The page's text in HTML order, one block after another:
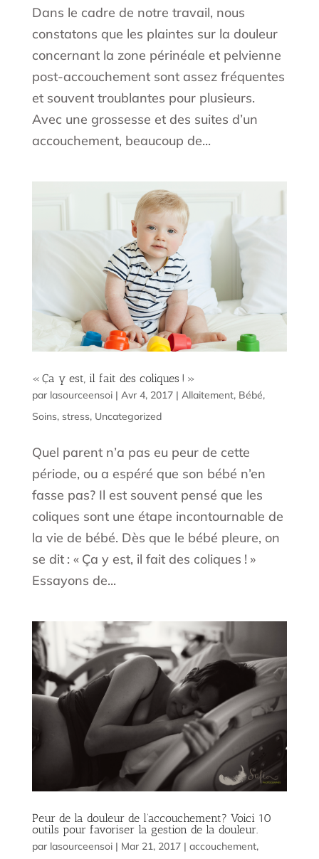
Dans le cadre de notre travail, nous
constatons que les plaintes sur la douleur
concernant la zone périnéale et pelvienne
post-accouchement sont assez fréquentes
et souvent troublantes pour plusieurs.
Avec une grossesse et des suites d’un
accouchement, beaucoup de...
« Ça y est, il fait des coliques ! »
par lasourceensoi| Avr 4, 2017| Allaitement, Bébé,
Soins, stress, Uncategorized
Quel parent n’a pas eu peur de cette
période, ou a espéré que son bébé n’en
fasse pas? Il est souvent pensé que les
coliques sont une étape incontournable de
la vie de bébé. Dès que le bébé pleure, on
se dit : « Ça y est, il fait des coliques ! »
Essayons de...
Peur de la douleur de l’accouchement? Voici 10
outils pour favoriser la gestion de la douleur.
par lasourceensoi| Mar 21, 2017| accouchement,